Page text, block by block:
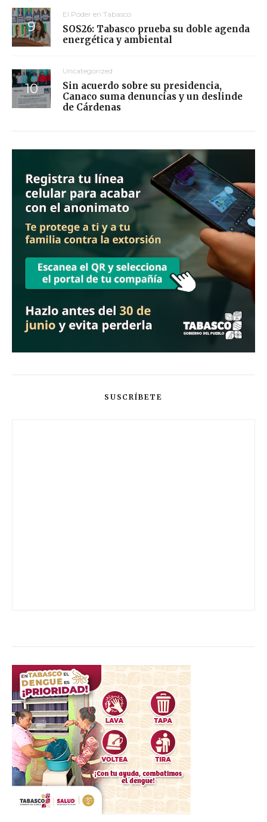
El Poder en Tabasco
SOS26: Tabasco prueba su doble agenda
energética y ambiental
Uncategorized
Sin acuerdo sobre su presidencia,
Canaco suma denuncias y un deslinde
de Cárdenas
SUSCRÍBETE